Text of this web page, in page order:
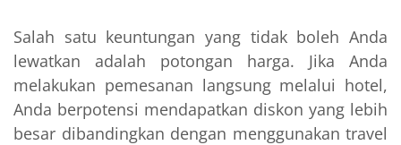
Salah satu keuntungan yang tidak boleh Anda
lewatkan adalah potongan harga. Jika Anda
melakukan pemesanan langsung melalui hotel,
Anda berpotensi mendapatkan diskon yang lebih
besar dibandingkan dengan menggunakan travel